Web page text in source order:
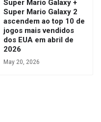
Super Mario Galaxy +
Super Mario Galaxy 2
ascendem ao top 10 de
jogos mais vendidos
dos EUA em abril de
2026
May 20, 2026